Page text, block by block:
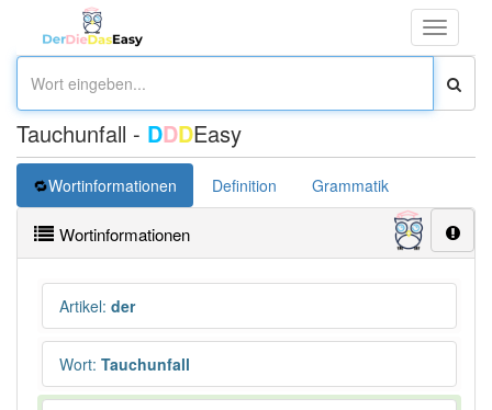
Toggle
Tauchunfall - DDDEasy
Wortinformationen Definition Grammatik
Wortinformationen
Artikel: der
Wort: Tauchunfall